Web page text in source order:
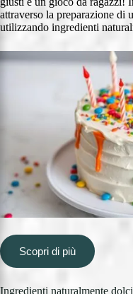
attraverso la preparazione di
utilizzando ingredienti
Scopri di più
Ingredienti naturalmente